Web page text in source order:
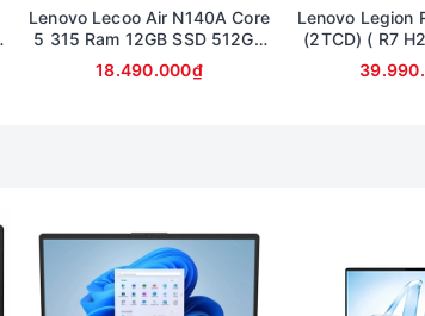
Lenovo Lecoo Air N140A Core
5 315 Ram 12GB SSD 512GB
Màn hình 14inch FullHD
18.490.000₫
Lenovo Legion
(2TCD) ( R7 H255
SSD 1TB RTX 5060 8G | 15.3in
2.5K